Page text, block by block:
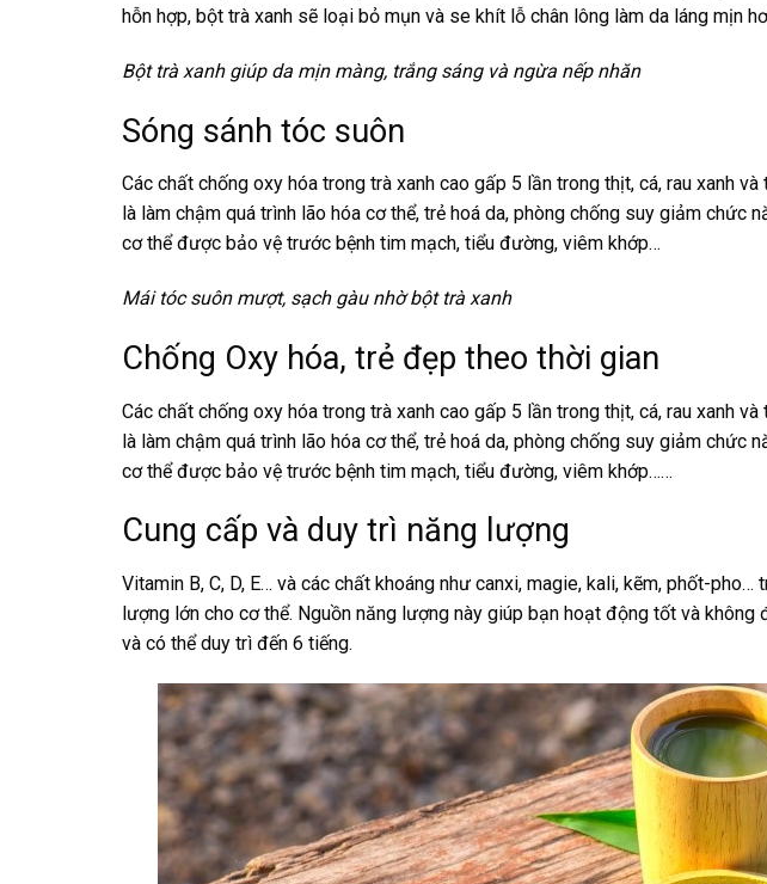
hỗn hợp, bột trà xanh sẽ loại bỏ mụn và se khít lỗ chân lông làm da láng mịn
Bột trà xanh giúp da mịn màng, trắng sáng và ngừa nếp nhăn
Sóng sánh tóc suôn
Các chất chống oxy hóa trong trà xanh cao gấp 5 lần trong thịt, cá, rau xanh
là làm chậm quá trình lão hóa cơ thể, trẻ hoá da, phòng chống suy giảm chức
cơ thể được bảo vệ trước bệnh tim mạch, tiểu đường, viêm khớp…
Mái tóc suôn mượt, sạch gàu nhờ bột trà xanh
Chống Oxy hóa, trẻ đẹp theo thời gian
Các chất chống oxy hóa trong trà xanh cao gấp 5 lần trong thịt, cá, rau xanh
là làm chậm quá trình lão hóa cơ thể, trẻ hoá da, phòng chống suy giảm chức
cơ thể được bảo vệ trước bệnh tim mạch, tiểu đường, viêm khớp……
Cung cấp và duy trì năng lượng
Vitamin B, C, D, E… và các chất khoáng như canxi, magie, kali, kẽm, phốt-
lượng lớn cho cơ thể. Nguồn năng lượng này giúp bạn hoạt động tốt và
và có thể duy trì đến 6 tiếng.